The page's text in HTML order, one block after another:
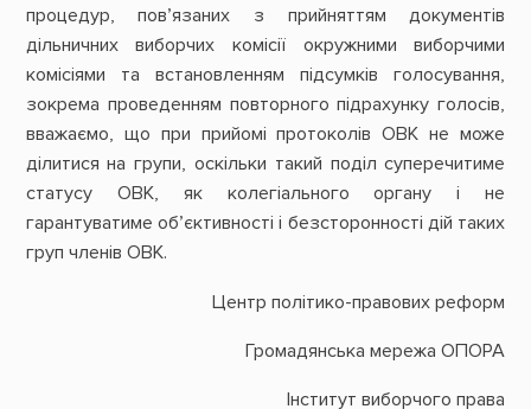
процедур, пов’язаних з прийняттям документів
дільничних виборчих комісії окружними виборчими
комісіями та встановленням підсумків голосування,
зокрема проведенням повторного підрахунку голосів,
вважаємо, що при прийомі протоколів ОВК не може
ділитися на групи, оскільки такий поділ суперечитиме
статусу ОВК, як колегіального органу і не
гарантуватиме об’єктивності і безсторонності дій таких
груп членів ОВК.
Центр політико-правових реформ
Громадянська мережа ОПОРА
Інститут виборчого права